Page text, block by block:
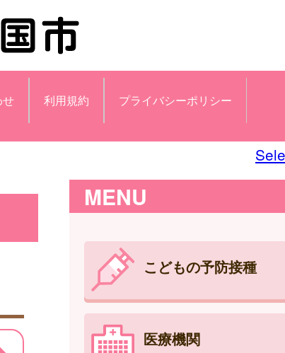
せ 利用規約 プライバシーポリシー
MENU
こどもの予防接種
医療機関